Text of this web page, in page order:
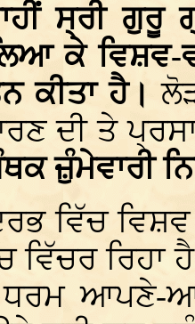
ਸ੍ਰੀ ਗੁਰੂ
ਕੇ ਵਿਸ਼ਵ-
ਕੀਤਾ ਹੈ।
ਦੀ ਤੇ
ਜ਼ੁੰਮੇਵਾਰੀ
ਵਿੱਚ ਵਿਸ਼ਵ
ਵਿੱਚਰ ਰਿਹਾ
ਆਪਣੇ-